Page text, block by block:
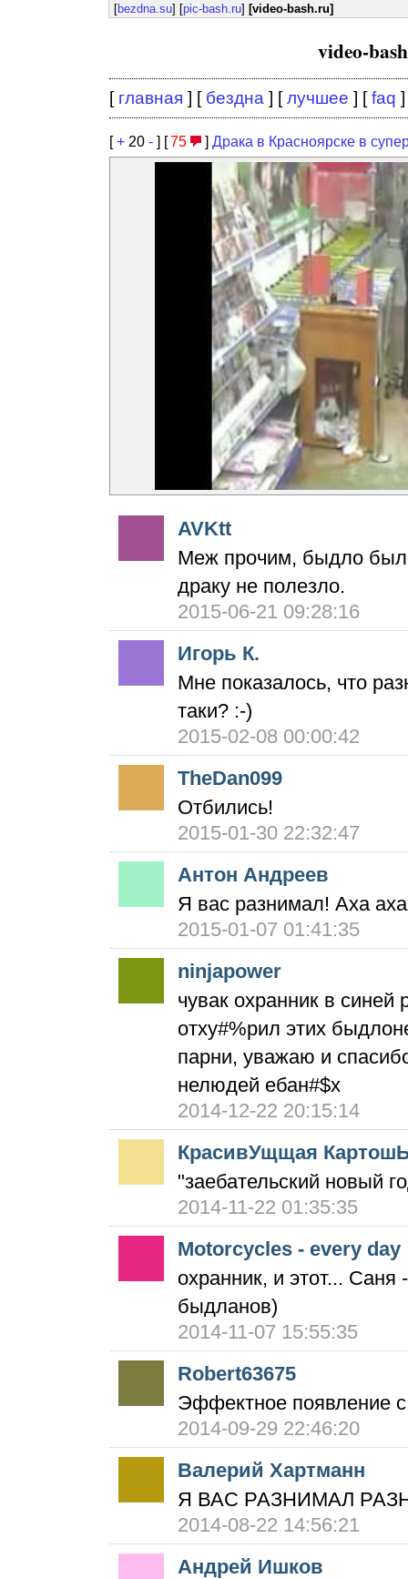
[bezdna.su] [pic-bash.ru] [video-bash.ru]
video-
[ главная ] [ бездна ] [лучшее ] [faq ]
[+ 20 - ] [75 ] Драка в Красноярске в
AVKtt
Меж прочим, быдло
драку не полезло.
2015-06-21 09:28:16
Игорь К.
Мне показалось, что
таки? :-)
2015-02-08 00:00:42
TheDan099
Отбились!
2015-01-30 22:32:47
Антон Андреев
Я вас разнимал! Аха
2015-01-07 01:41:35
ninjapower
чувак охранник в
отху#%рил этих
парни, уважаю и
нелюдей ебан#$х
2014-12-22 20:15:14
КрасивУщщая
"заебательский новый
2014-11-22 01:35:35
Motorcycles - every day
охранник, и этот... Саня
быдланов)
2014-11-07 15:55:35
Robert63675
Эффектное появление
2014-09-29 22:46:20
Валерий Хартманн
Я ВАС РАЗНИМАЛ
2014-08-22 14:56:21
Андрей Ишков